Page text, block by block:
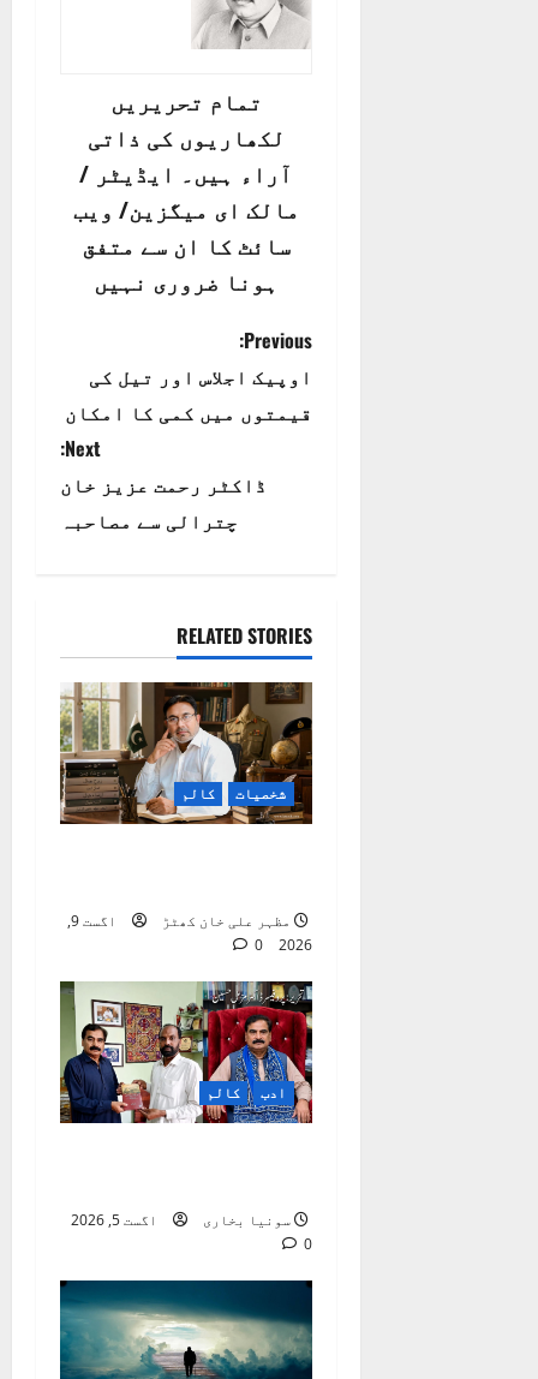
تمام تحریریں
لکھاریوں کی ذاتی
آراء ہیں۔ ایڈیٹر /
مالک ای میگزین/ ویب
سائٹ کا ان سے متفق
ہونا ضروری نہیں
P
o
v
i
g
a
i
o
n
Previous:
اوپیک اجلاس اور تیل کی
قیمتوں میں کمی کا امکان
Next:
ڈاکٹر رحمت عزیز خان
چترالی سے مصاحبہ
RELATED STORIES
شخصیات کالم
مظہر علی خان کھٹڑ
اگست 9,
2026
0
ادب کالم
سونیا بخاری
اگست 5, 2026
0